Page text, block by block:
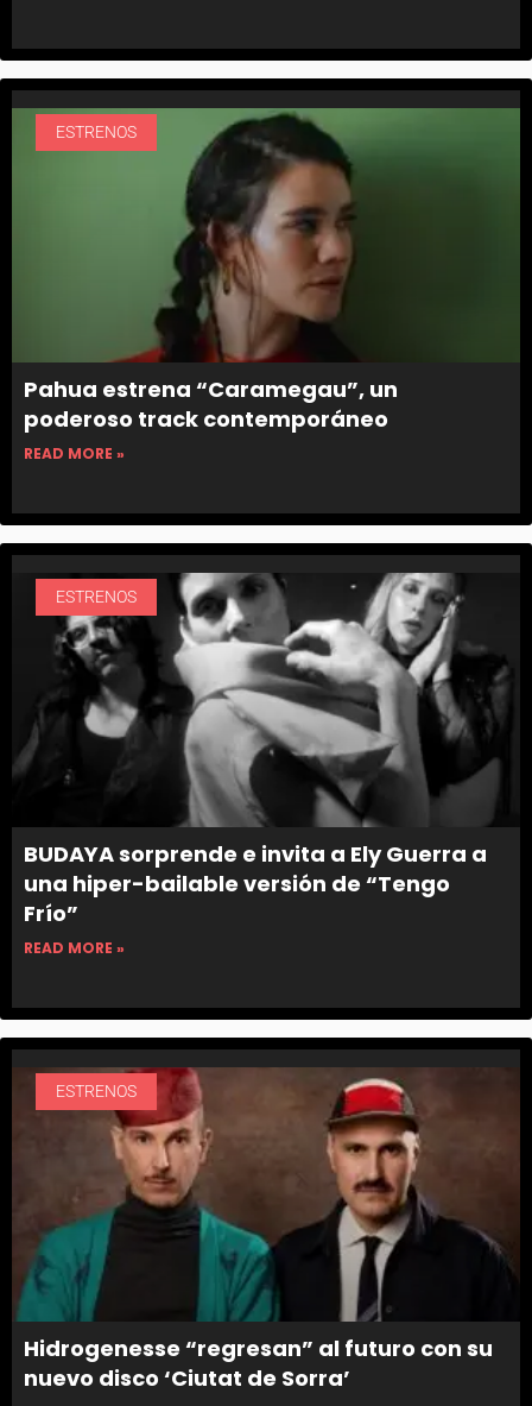
ESTRENOS
Pahua estrena “Caramegau”, un
poderoso track contemporáneo
READ MORE »
ESTRENOS
BUDAYA sorprende e invita a Ely Guerra a
una hiper-bailable versión de “Tengo
Frío”
READ MORE »
ESTRENOS
Hidrogenesse “regresan” al futuro con su
nuevo disco ‘Ciutat de Sorra’